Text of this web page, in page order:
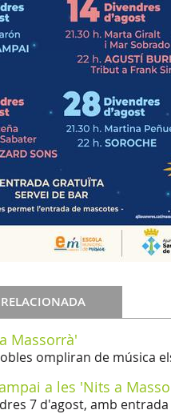
Massorrà'
ompliran de música
a les 'Nits a
7 d'agost, amb